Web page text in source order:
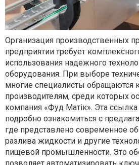
Организация производственных
предприятии требует
использования надежного
оборудования. При выборе
многие специалисты обращаются
производителям, среди которых
компания «Фуд Матік». Эта ссылка
подробно ознакомиться с
где представлено современное
разлива жидкости и другие
пищевой промышленности. Это